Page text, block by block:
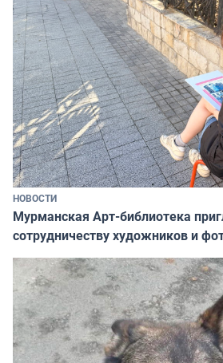
НОВОСТИ
Мурманская Арт-библиотека
сотрудничеству художников и